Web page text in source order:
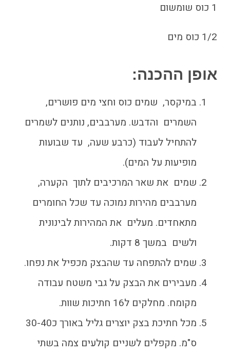
1 כוס שומשום
1/2 כוס מים
אופן ההכנה:
במיקסר, שמים כוס וחצי מים פושרים,
השמרים והדבש. מערבבים, נותנים לשמרים
להתחיל לעבוד (כרבע שעה, עד שבועות
מופיעות על המים).
שמים את שאר המרכיבים לתוך הקערה,
מערבבים מהירות נמוכה עד שכל החומרים
מתאחדים. מעלים את המהירות לבינונית
ולשים במשך 8 דקות.
שמים להתפחה עד שהבצק מכפיל את נפחו.
מעבירים את הבצק על גבי משטח עבודה
מקומח. מחלקים ל16 חתיכות שוות.
מכל חתיכת בצק יוצרים גליל באורך כ30-40
ס"מ. מקפלים לשניים קולעים צמה בשתי